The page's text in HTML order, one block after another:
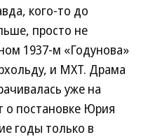
кого-то до
просто не
1937-м «Годунова»
и МХТ. Драма
уже на
постановке Юрия
годы только в